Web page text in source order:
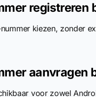
registreren
kiezen, zonder
aanvragen
voor zowel